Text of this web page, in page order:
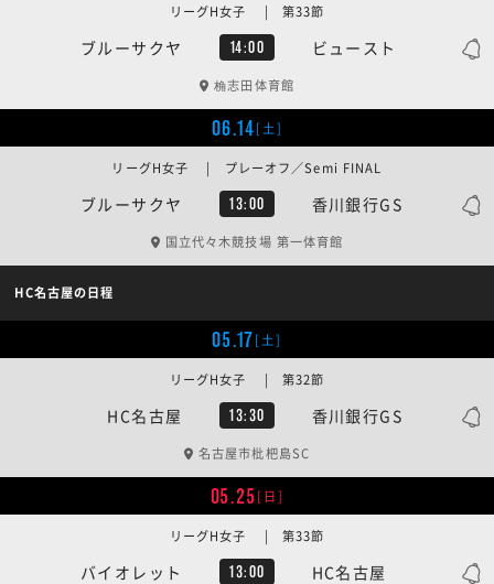
ブルーサクヤ 14:00 ビュースト
リーグH女子 | 第33節
桷志田体育館
06.14[土]
ブルーサクヤ 13:00 香川銀行GS
リーグH女子 | プレーオフ／Semi FINAL
国立代々木競技場 第一体育館
HC名古屋の日程
05.17[土]
HC名古屋 13:30 香川銀行GS
リーグH女子 | 第32節
名古屋市枇杷島SC
05.25[日]
バイオレット 13:00 HC名古屋
リーグH女子 | 第33節